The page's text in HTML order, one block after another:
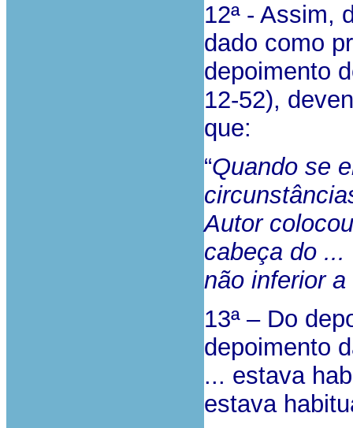
12ª - Assim,
dado como
depoimento
12-52),
que:
“Quando se
Autor
cabeça do
não inferior
13ª – Do
depoimento
... estava
estava